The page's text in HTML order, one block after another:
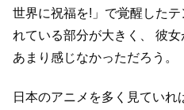
世界に祝福を!」で覚醒した
れている部分が大きく、
彼女
あまり感じなかっただろう。
日本のアニメを多く見てい